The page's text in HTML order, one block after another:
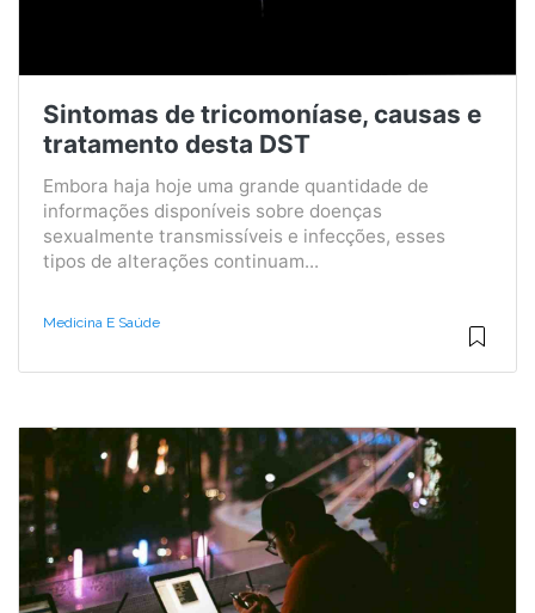
Sintomas de tricomoníase, causas e
tratamento desta DST
Embora haja hoje uma grande quantidade de
informações disponíveis sobre doenças
sexualmente transmissíveis e infecções, esses
tipos de alterações continuam...
Medicina E Saúde